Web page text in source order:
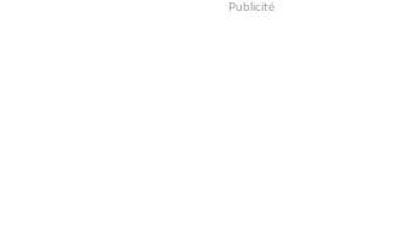
Publicité